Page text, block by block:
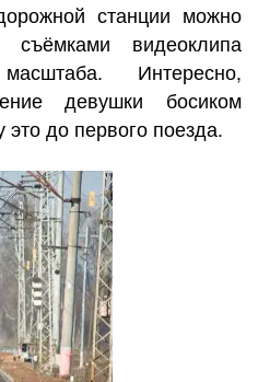
станции можно
видеоклипа
Интересно,
девушки босиком
до первого поезда.